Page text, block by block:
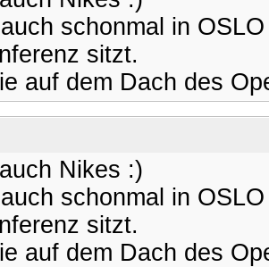
schonmal in
sitzt.
auf dem Dach des
Nikes :)
schonmal in
sitzt.
auf dem Dach des